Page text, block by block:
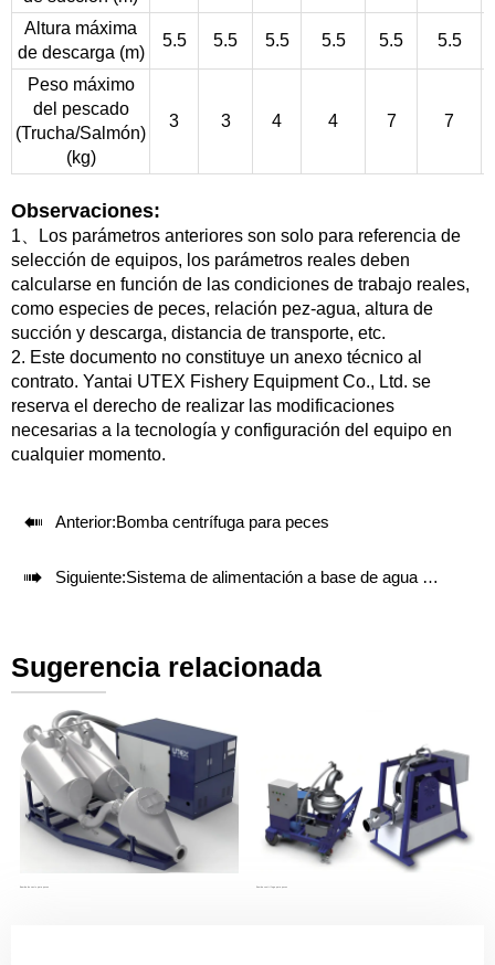
Altura máxima
de descarga (m)
5.5 5.5 5.5 5.5 5.5 5.5
Peso máximo
del pescado
(Trucha/Salmón)
(kg)
3 3 4 4 7 7
Observaciones:
1、Los parámetros anteriores son solo para referencia de
selección de equipos, los parámetros reales deben
calcularse en función de las condiciones de trabajo reales,
como especies de peces, relación pez-agua, altura de
succión y descarga, distancia de transporte, etc.
2. Este documento no constituye un anexo técnico al
contrato. Yantai UTEX Fishery Equipment Co., Ltd. se
reserva el derecho de realizar las modificaciones
necesarias a la tecnología y configuración del equipo en
cualquier momento.
 Anterior:Bomba centrífuga para peces
 Siguiente:Sistema de alimentación a base de agua MixingFlow
Sugerencia relacionada
Bomba de vacío para peces Bomba centrífuga para peces